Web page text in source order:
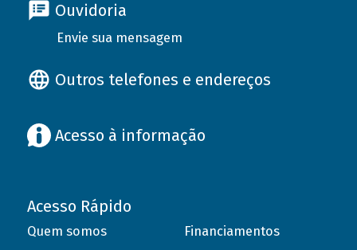
Ouvidoria
Envie sua mensagem
Outros telefones e endereços
Acesso à informação
Acesso Rápido
Quem somos
Financiamentos